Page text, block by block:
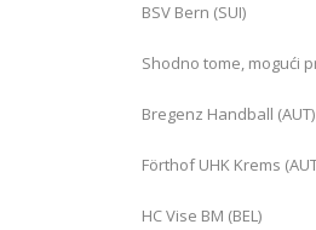
BSV Bern (SUI)
Shodno tome, mogući
Bregenz Handball (AUT)
Förthof UHK Krems
HC Vise BM (BEL)